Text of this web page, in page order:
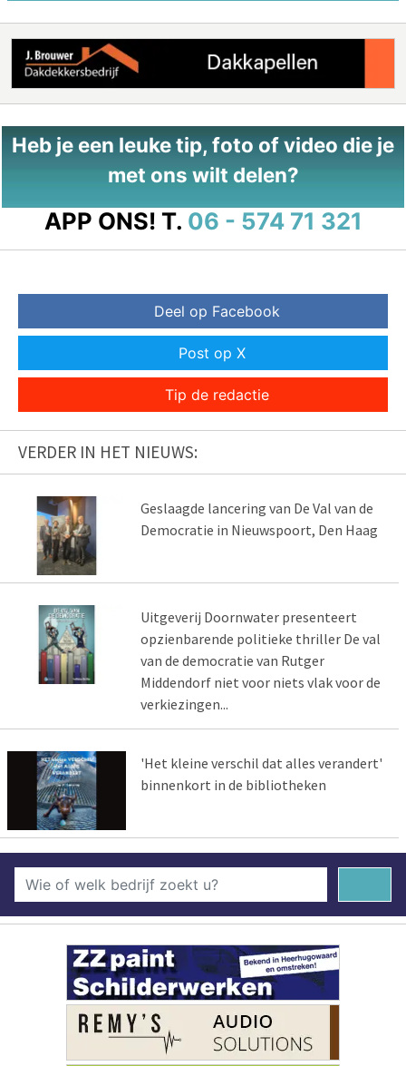
Heb je een leuke tip, foto of video die je
met ons wilt delen?
APP ONS! T. 06 - 574 71 321
Deel op Facebook
Post op X
Tip de redactie
VERDER IN HET NIEUWS:
Geslaagde lancering van De Val van de
Democratie in Nieuwspoort, Den Haag
Uitgeverij Doornwater presenteert
opzienbarende politieke thriller De val
van de democratie van Rutger
Middendorf niet voor niets vlak voor de
verkiezingen...
'Het kleine verschil dat alles verandert'
binnenkort in de bibliotheken